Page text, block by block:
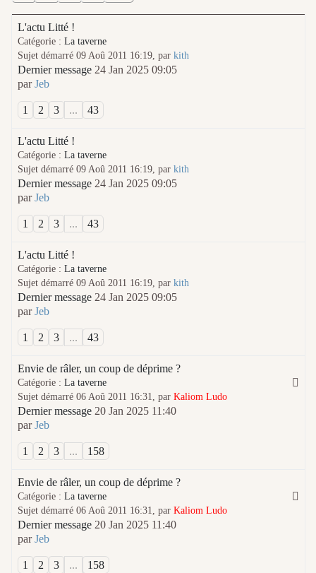
L'actu Litté !
Catégorie : La taverne
Sujet démarré 09 Aoû 2011 16:19, par kith
Dernier message 24 Jan 2025 09:05
parJeb
1 2 3 ... 43
L'actu Litté !
Catégorie : La taverne
Sujet démarré 09 Aoû 2011 16:19, par kith
Dernier message 24 Jan 2025 09:05
parJeb
1 2 3 ... 43
L'actu Litté !
Catégorie : La taverne
Sujet démarré 09 Aoû 2011 16:19, par kith
Dernier message 24 Jan 2025 09:05
parJeb
1 2 3 ... 43
Envie de râler, un coup de déprime ?
Catégorie : La taverne
Sujet démarré 06 Aoû 2011 16:31, par Kaliom Ludo
Dernier message 20 Jan 2025 11:40
parJeb
1 2 3 ... 158
Envie de râler, un coup de déprime ?
Catégorie : La taverne
Sujet démarré 06 Aoû 2011 16:31, par Kaliom Ludo
Dernier message 20 Jan 2025 11:40
parJeb
1 2 3 ... 158